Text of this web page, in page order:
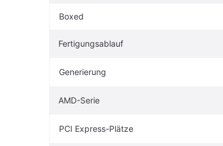
Boxed
Fertigungsablauf
Generierung
AMD-Serie
PCI Express-Plätze